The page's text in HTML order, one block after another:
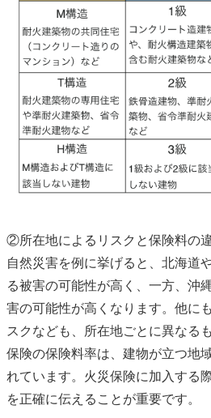
②所在地によるリスクと保険料の
自然災害を例に挙げると、北海道
る被害の可能性が高く、一方、沖
害の可能性が高くなります。他に
スクなども、所在地ごとに異なる
保険の保険料率は、建物が立つ地
れています。火災保険に加入する
を正確に伝えることが重要です。